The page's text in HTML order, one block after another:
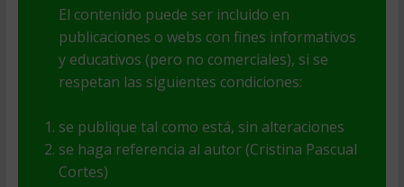
El contenido puede ser incluido en
publicaciones o webs con fines informativos
y educativos (pero no comerciales), si se
respetan las siguientes condiciones:
se publique tal como está, sin alteraciones
se haga referencia al autor (Cristina Pascual
Cortes)